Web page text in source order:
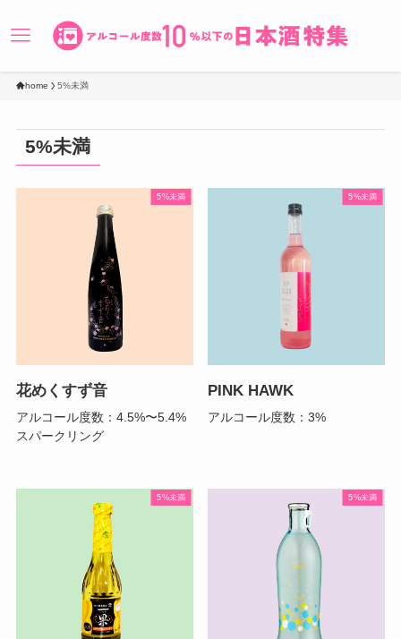
home 5%未満
5%未満
5%未満
花めくすず音
アルコール度数：4.5%〜5.4%
スパークリング
5%未満
PINK HAWK
アルコール度数：3%
5%未満 5%未満